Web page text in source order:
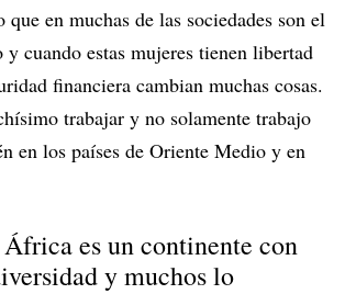
que en muchas de las sociedades son el
cuando estas mujeres tienen libertad
financiera cambian muchas cosas.
trabajar y no solamente trabajo
en los países de Oriente Medio y en
África es un continente con
y muchos lo